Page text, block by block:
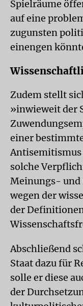
Spielräume
auf eine
zugunsten
einengen
Zudem stellt
»inwieweit der
einer
solche
Meinungs- und
wegen der
der
Abschließend
Staat dazu für
solle er diese
der